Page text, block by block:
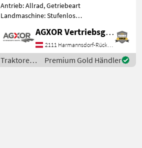
Antrieb: Allrad, Getriebeart
Landmaschine: Stufenloses
Höchstgeschwindigkeit in
km/h: 50 km/h, Oberlenker
hinten: hydraulisch,
Kreuzsteuerheb
AGXOR Vertriebsgesellschaft Ost GmbH
2111 Harmannsdorf-Rückersdorf
Traktoren
/ Steyr
Premium Gold Händler